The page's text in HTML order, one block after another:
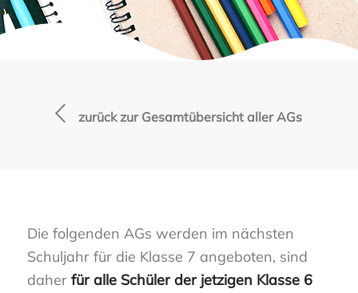
zurück zur Gesamtübersicht aller AGs
Die folgenden AGs werden im nächsten
Schuljahr für die Klasse 7 angeboten, sind
daher für alle Schüler der jetzigen Klasse 6